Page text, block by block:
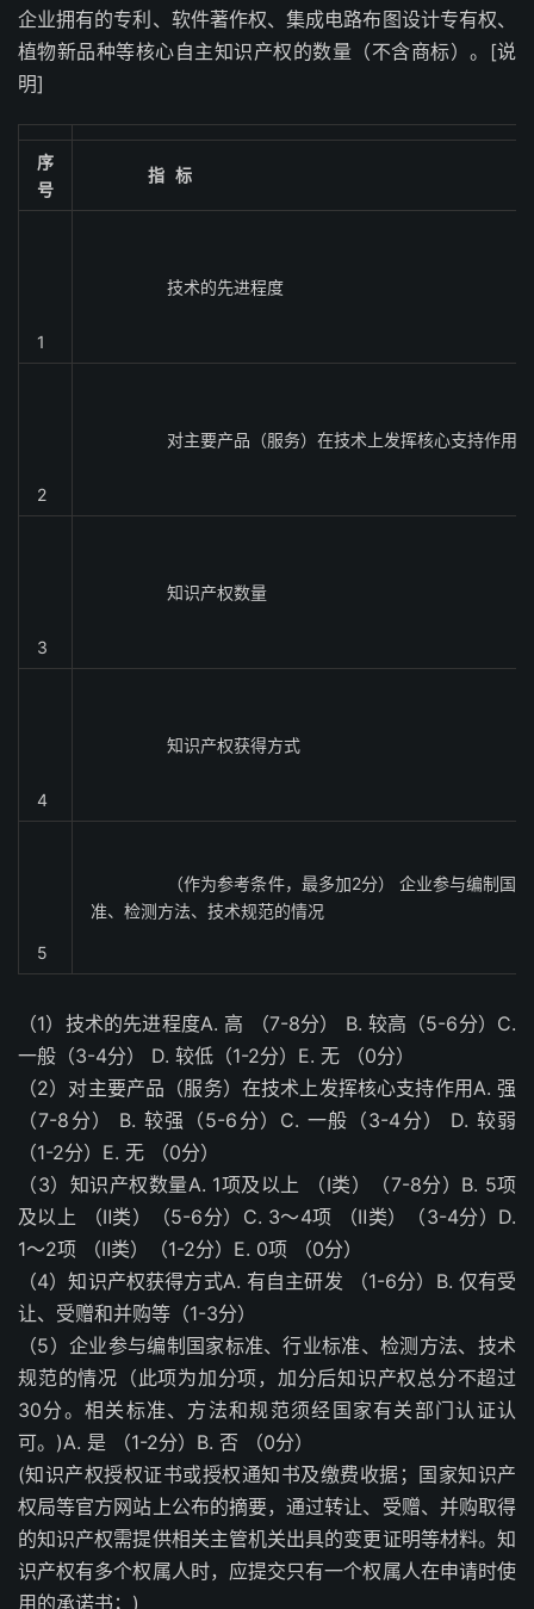
企业拥有的专利、软件著作权、集成电路布图设计专有权、
植物新品种等核心自主知识产权的数量（不含商标）。[说
明]
序
号
指 标
1
技术的先进程度
2
对主要产品（服务）在技术上发挥核心支持作用
3
知识产权数量
4
知识产权获得方式
5
（作为参考条件，最多加2分） 企业参与编制国家
准、检测方法、技术规范的情况
（1）技术的先进程度A. 高 （7-8分） B. 较高（5-6分）C.
一般（3-4分） D. 较低（1-2分）E. 无 （0分）
（2）对主要产品（服务）在技术上发挥核心支持作用A. 强
（7-8分） B. 较强（5-6分）C. 一般（3-4分） D. 较弱
（1-2分）E. 无 （0分）
（3）知识产权数量A. 1项及以上 （Ⅰ类）（7-8分）B. 5项
及以上 （Ⅱ类）（5-6分）C. 3～4项 （Ⅱ类）（3-4分）D.
1～2项 （Ⅱ类）（1-2分）E. 0项 （0分）
（4）知识产权获得方式A. 有自主研发 （1-6分）B. 仅有受
让、受赠和并购等（1-3分）
（5）企业参与编制国家标准、行业标准、检测方法、技术
规范的情况（此项为加分项，加分后知识产权总分不超过
30分。相关标准、方法和规范须经国家有关部门认证认
可。)A. 是 （1-2分）B. 否 （0分）
(知识产权授权证书或授权通知书及缴费收据；国家知识产
权局等官方网站上公布的摘要，通过转让、受赠、并购取得
的知识产权需提供相关主管机关出具的变更证明等材料。知
识产权有多个权属人时，应提交只有一个权属人在申请时使
用的承诺书；)